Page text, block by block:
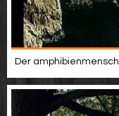
Der